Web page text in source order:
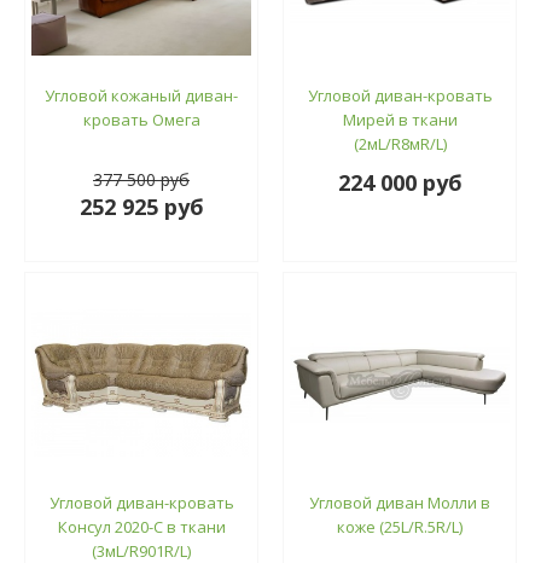
Угловой кожаный диван-
кровать Омега
377 500 руб
252 925 руб
Угловой диван-кровать
Мирей в ткани
(2мL/R8мR/L)
224 000 руб
Угловой диван-кровать
Консул 2020-С в ткани
(3мL/R901R/L)
Угловой диван Молли в
коже (25L/R.5R/L)